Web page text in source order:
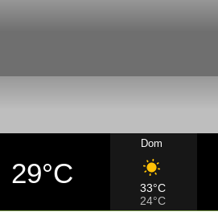
29°C
Dom
33°C
24°C